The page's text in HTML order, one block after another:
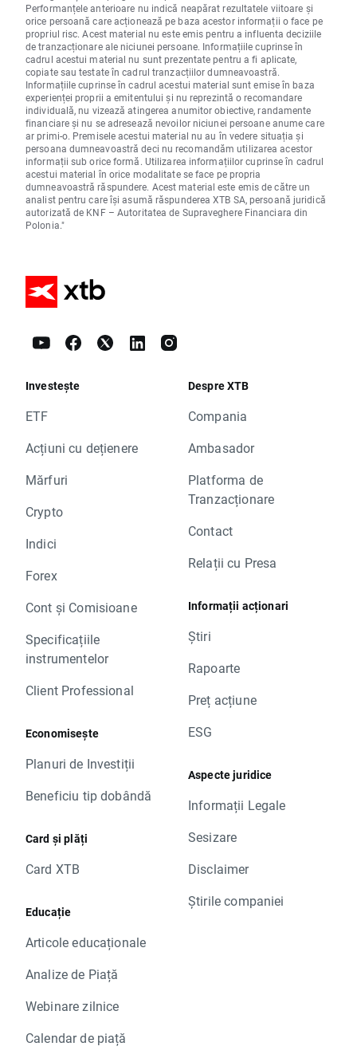
Performanțele anterioare nu indică neapărat rezultatele viitoare și
orice persoană care acționează pe baza acestor informații o face pe
propriul risc. Acest material nu este emis pentru a influenta deciziile
de tranzacționare ale niciunei persoane. Informațiile cuprinse în
cadrul acestui material nu sunt prezentate pentru a fi aplicate,
copiate sau testate în cadrul tranzacțiilor dumneavoastră.
Informațiile cuprinse în cadrul acestui material sunt emise în baza
experienței proprii a emitentului și nu reprezintă o recomandare
individuală, nu vizează atingerea anumitor obiective, randamente
financiare și nu se adresează nevoilor niciunei persoane anume care
ar primi-o. Premisele acestui material nu au în vedere situația și
persoana dumneavoastră deci nu recomandăm utilizarea acestor
informații sub orice formă. Utilizarea informațiilor cuprinse în cadrul
acestui material în orice modalitate se face pe propria
dumneavoastră răspundere. Acest material este emis de către un
analist pentru care își asumă răspunderea XTB SA, persoană juridică
autorizată de KNF – Autoritatea de Supraveghere Financiara din
Polonia."
Investește
ETF
Acțiuni cu dețienere
Mărfuri
Crypto
Indici
Forex
Cont și Comisioane
Specificațiile
instrumentelor
Client Professional
Economisește
Planuri de Investiții
Beneficiu tip dobândă
Card și plăți
Card XTB
Educație
Articole educaționale
Analize de Piață
Webinare zilnice
Calendar de piață
Despre XTB
Compania
Ambasador
Platforma de
Tranzacționare
Contact
Relații cu Presa
Informații acționari
Știri
Rapoarte
Preț acțiune
ESG
Aspecte juridice
Informații Legale
Sesizare
Disclaimer
Știrile companiei